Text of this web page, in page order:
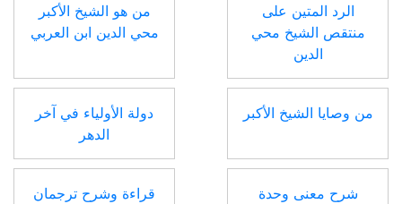
الرد المتين على
منتقص الشيخ محي
الدين
من هو الشيخ الأكبر
محي الدين ابن العربي
من وصايا الشيخ الأكبر
دولة الأولياء في آخر
الدهر
شرح معنى وحدة
قراءة وشرح ترجمان